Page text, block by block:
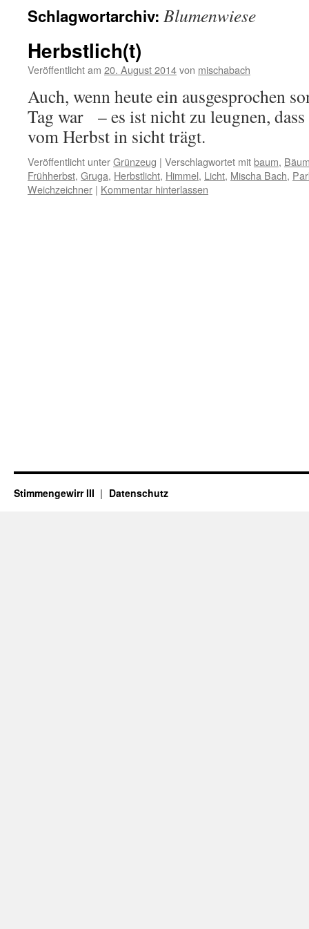
Schlagwortarchiv: Blumenwiese
Herbstlich(t)
Veröffentlicht am 20. August 2014von mischabach
Auch, wenn heute ein ausgesprochen
Tag war – es ist nicht zu leugnen,
vom Herbst in sicht trägt.
Veröffentlicht unterGrünzeug | Verschlagwortet mitbaum,
Frühherbst, Gruga, Herbstlicht, Himmel, Licht, Mischa Bach,
Weichzeichner | Kommentar hinterlassen
Stimmengewirr III Datenschutz